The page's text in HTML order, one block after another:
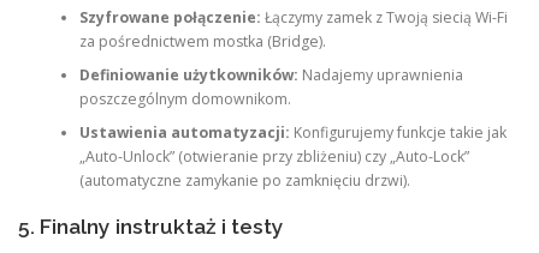
Szyfrowane połączenie: Łączymy zamek z Twoją siecią Wi-Fi
za pośrednictwem mostka (Bridge).
Definiowanie użytkowników: Nadajemy uprawnienia
poszczególnym domownikom.
Ustawienia automatyzacji: Konfigurujemy funkcje takie jak
„Auto-Unlock” (otwieranie przy zbliżeniu) czy „Auto-Lock”
(automatyczne zamykanie po zamknięciu drzwi).
5. Finalny instruktaż i testy